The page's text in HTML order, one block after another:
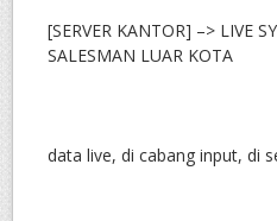
[SERVER KANTOR] –> LIVE
SALESMAN LUAR KOTA
data live, di cabang input, di